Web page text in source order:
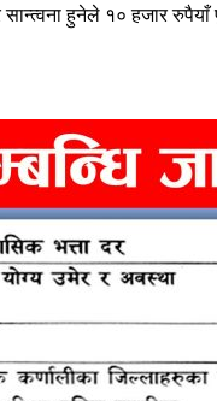
हुनेले १० हजार